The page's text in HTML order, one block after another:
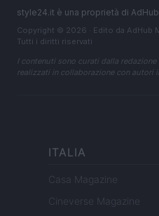
style24.it è una proprietà di
Copyright © 2026 · Edito da AdHub
Tutti i diritti riservati
I contenuti sono curati dalla
realizzati in collaborazione con autori
ITALIA
Casa Magazine
Cineverse Magazine